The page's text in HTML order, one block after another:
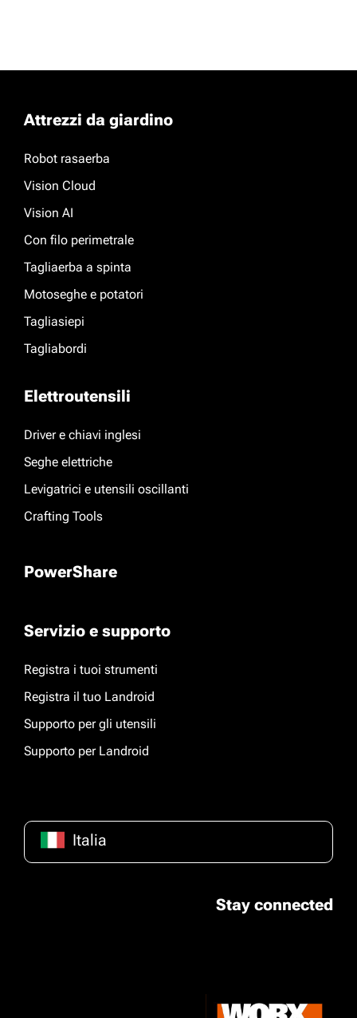
Attrezzi da giardino
Robot rasaerba
Vision Cloud
Vision AI
Con filo perimetrale
Tagliaerba a spinta
Motoseghe e potatori
Tagliasiepi
Tagliabordi
Elettroutensili
Driver e chiavi inglesi
Seghe elettriche
Levigatrici e utensili oscillanti
Crafting Tools
PowerShare
Servizio e supporto
Registra i tuoi strumenti
Registra il tuo Landroid
Supporto per gli utensili
Supporto per Landroid
Italia
Stay connected